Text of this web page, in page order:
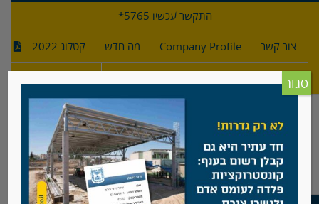
התקשר עכשיו 5765*
צור קשר Company Profile מה חדש קטלוג 2022
סגור